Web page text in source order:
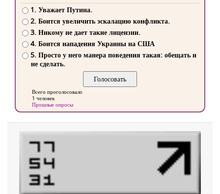
1. Уважает Путина.
2. Боится увеличить эскалацию конфликта.
3. Никому не дает такие лицензии.
4. Боится нападения Украины на США
5. Просто у него манера поведения такая: обещать и
не сделать.
Всего проголосовало
1 человек
Прошлые опросы